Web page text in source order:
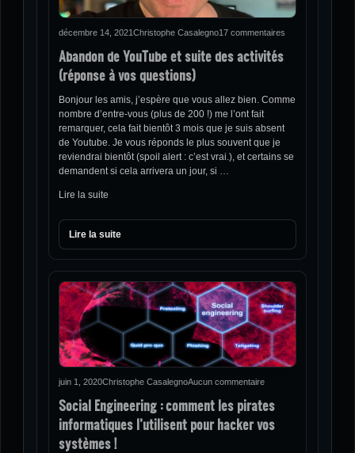
décembre 14, 2021Christophe Casalegno17 commentaires
Abandon de YouTube et suite des activités
(réponse à vos questions)
Bonjour les amis, j’espère que vous allez bien. Comme
nombre d’entre-vous (plus de 200 !) me l’ont fait
remarquer, cela fait bientôt 3 mois que je suis absent
de Youtube. Je vous réponds le plus souvent que je
reviendrai bientôt (spoil alert : c’est vrai.), et certains se
demandent si cela arrivera un jour, si …
Lire la suite
Lire la suite
juin 1, 2020Christophe CasalegnoAucun commentaire
Social Engineering : comment les pirates
informatiques l’utilisent pour hacker vos
systèmes !